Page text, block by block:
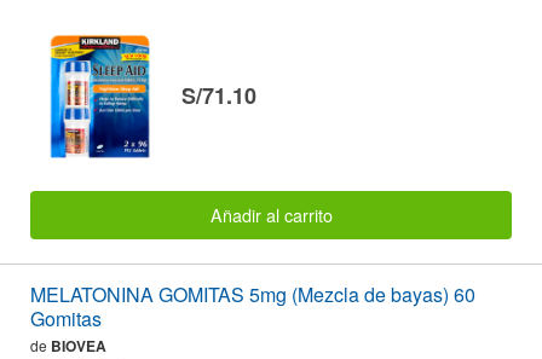
S/71.10
Añadir al carrito
MELATONINA GOMITAS 5mg (Mezcla de bayas) 60
Gomitas
de BIOVEA